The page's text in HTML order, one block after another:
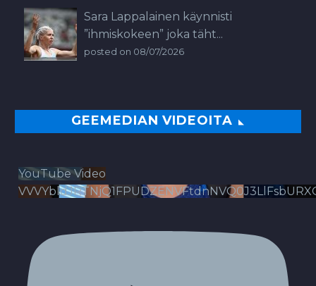
Sara Lappalainen käynnisti
”ihmiskokeen” joka täht...
posted on 08/07/2026
GEEMEDIAN VIDEOITA
YouTube Video